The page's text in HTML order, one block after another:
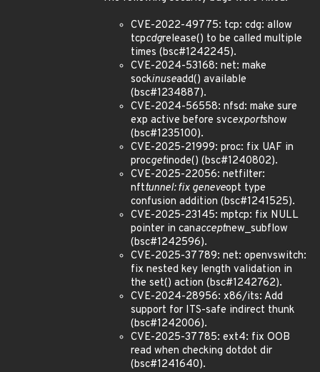
CVE-2022-49775: tcp: cdg: allow
tcpcdgrelease() to be called multiple
times (bsc#1242245).
CVE-2024-53168: net: make
sockinuseadd() available
(bsc#1234887).
CVE-2024-56558: nfsd: make sure
exp active before svcexportshow
(bsc#1235100).
CVE-2025-21999: proc: fix UAF in
procgetinode() (bsc#1240802).
CVE-2025-22056: netfilter:
nfttunnel: fix geneveopt type
confusion addition (bsc#1241525).
CVE-2025-23145: mptcp: fix NULL
pointer in canacceptnew_subflow
(bsc#1242596).
CVE-2025-37789: net: openvswitch:
fix nested key length validation in
the set() action (bsc#1242762).
CVE-2024-28956: x86/its: Add
support for ITS-safe indirect thunk
(bsc#1242006).
CVE-2025-37785: ext4: fix OOB
read when checking dotdot dir
(bsc#1241640).